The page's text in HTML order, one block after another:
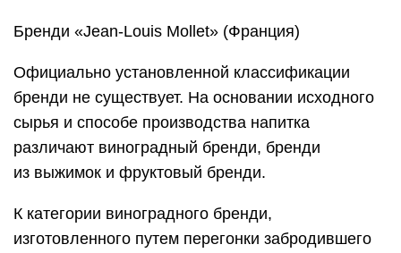
Бренди «Jean-Louis Mollet» (Франция)
Официально установленной классификации
бренди не существует. На основании исходного
сырья и способе производства напитка
различают виноградный бренди, бренди
из выжимок и фруктовый бренди.
К категории виноградного бренди,
изготовленного путем перегонки забродившего